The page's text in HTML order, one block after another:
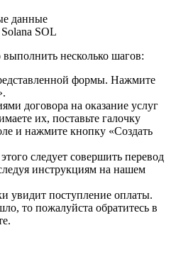
данные
SOL
несколько шагов:
формы. Нажмите
договора на оказание услуг
их, поставьте галочку
и нажмите кнопку «Создать
следует совершить перевод
инструкциям на нашем
увидит поступление оплаты.
то пожалуйста обратитесь в